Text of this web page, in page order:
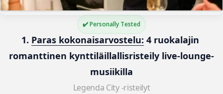
✔️ Personally Tested
1. Paras kokonaisarvostelu: 4 ruokalajin
romanttinen kynttiläillallisristeily live-lounge-
musiikilla
Legenda City -risteilyt